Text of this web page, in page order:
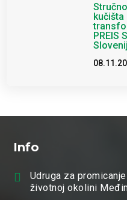
PREIS
Info

Udruga za
životnoj okolini